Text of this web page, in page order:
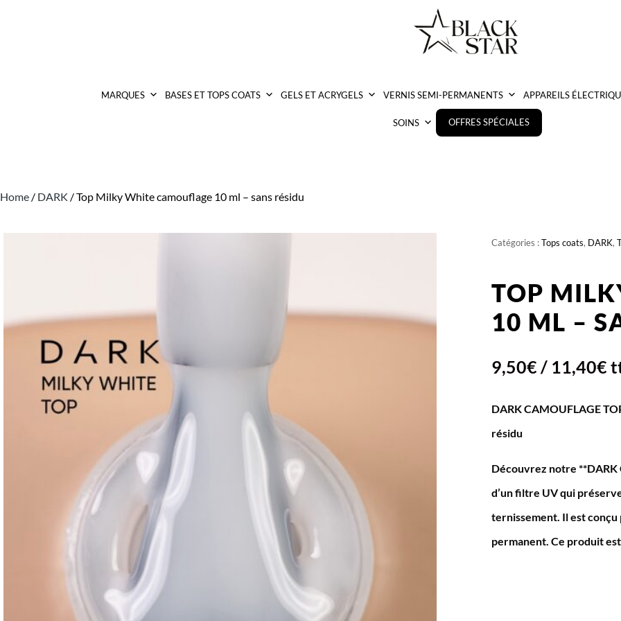
MARQUES BASES ET TOPS COATS GELS ET ACRYGELS VERNIS SEMI-PERMANENTS APPAREILS
SOINS OFFRES SPÉCIALES
Home / DARK / Top Milky White camouflage 10 ml – sans résidu
Catégories :Tops coats, DARK,
TOP
10 ML –
9,50€ / 11,40€
DARK CAMOUFLAGE
résidu
Découvrez notre **DARK
d’un filtre UV qui
ternissement. Il est conçu
permanent. Ce produit